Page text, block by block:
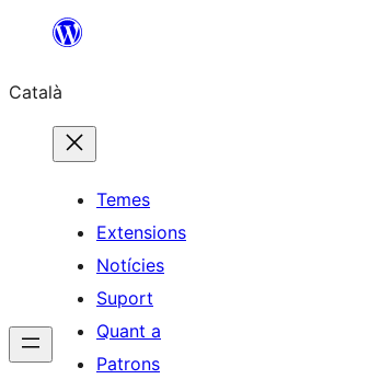
contingut
Català
Temes
Extensions
Notícies
Suport
Quant a
Patrons